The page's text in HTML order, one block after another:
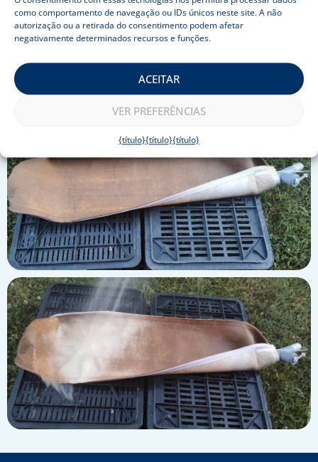
como comportamento de navegação ou IDs únicos neste site. A não
autorização ou a retirada do consentimento podem afetar
negativamente determinados recursos e funções.
ACEITAR
VER PREFERÊNCIAS
{título}{título}{título}